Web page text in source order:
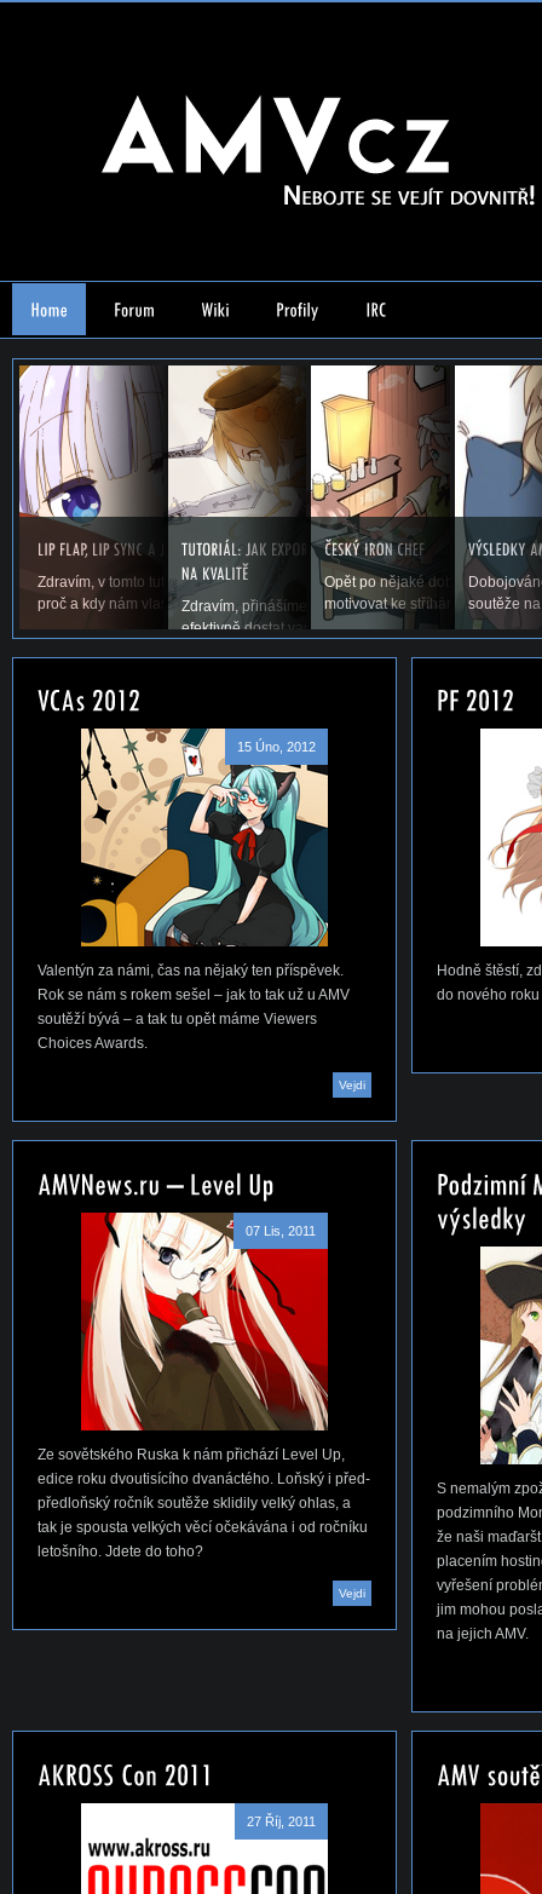
Zdravím, v tomto tutoriálu si povíme něco o lip flapu, co to je,
proč a kdy nám vlastně v AMV vadí a samozřejmě,...
Zdravím, přinášíme vám první tutoriál na téma, jak
efektivně dostat vaše AMV ze střihacího...
Opět po nějaké době vás vítáme
motivovat ke stříhání. Snad se
soutěže
15 Úno, 2012
Valentýn za námi, čas na nějaký ten příspěvek.
Rok se nám s rokem sešel – jak to tak už u AMV
soutěží bývá – a tak tu opět máme Viewers
Choices Awards.
Vejdi
Hodně štěstí,
do nového
07 Lis, 2011
Ze sovětského Ruska k nám přichází Level Up,
edice roku dvoutisícího dvanáctého. Loňský i před-
předloňský ročník soutěže sklidily velký ohlas, a
tak je spousta velkých věcí očekávána i od ročníku
letošního. Jdete do toho?
Vejdi
S nemalým
podzimního
že naši
placením
vyřešení
jim mohou
na jejich AMV.
27 Říj, 2011